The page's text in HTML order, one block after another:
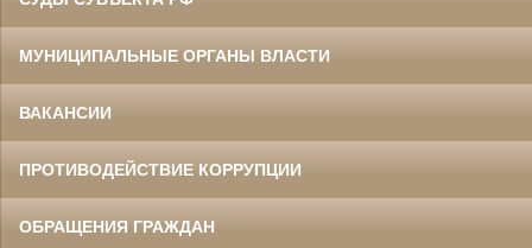
МУНИЦИПАЛЬНЫЕ ОРГАНЫ ВЛАСТИ
ВАКАНСИИ
ПРОТИВОДЕЙСТВИЕ КОРРУПЦИИ
ОБРАЩЕНИЯ ГРАЖДАН